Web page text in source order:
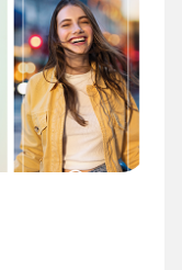
con
prensa relacionados